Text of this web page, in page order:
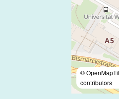
©
contributors